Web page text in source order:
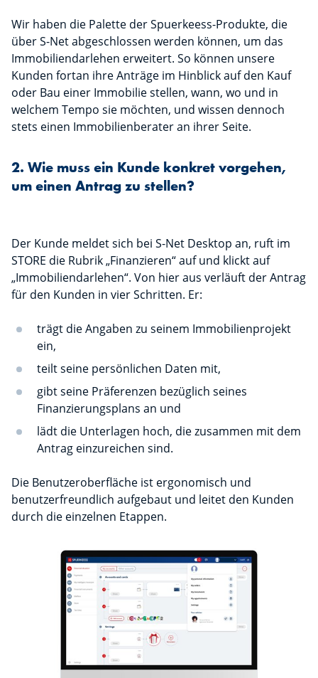
Wir haben die Palette der Spuerkeess-Produkte, die
über S-Net abgeschlossen werden können, um das
Immobiliendarlehen erweitert. So können unsere
Kunden fortan ihre Anträge im Hinblick auf den Kauf
oder Bau einer Immobilie stellen, wann, wo und in
welchem Tempo sie möchten, und wissen dennoch
stets einen Immobilienberater an ihrer Seite.
2. Wie muss ein Kunde konkret vorgehen,
um einen Antrag zu stellen?
Der Kunde meldet sich bei S-Net Desktop an, ruft im
STORE die Rubrik „Finanzieren“ auf und klickt auf
„Immobiliendarlehen“. Von hier aus verläuft der Antrag
für den Kunden in vier Schritten. Er:
trägt die Angaben zu seinem Immobilienprojekt
ein,
teilt seine persönlichen Daten mit,
gibt seine Präferenzen bezüglich seines
Finanzierungsplans an und
lädt die Unterlagen hoch, die zusammen mit dem
Antrag einzureichen sind.
Die Benutzeroberfläche ist ergonomisch und
benutzerfreundlich aufgebaut und leitet den Kunden
durch die einzelnen Etappen.